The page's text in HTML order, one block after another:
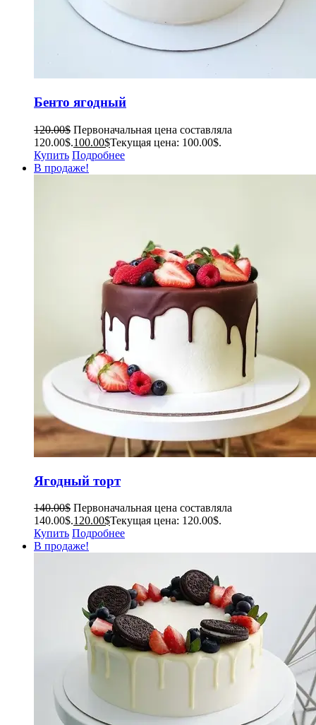
Бенто ягодный
120.00$ Первоначальная цена составляла
120.00$.100.00$Текущая цена: 100.00$.
Купить Подробнее
В продаже!
Ягодный торт
140.00$ Первоначальная цена составляла
140.00$.120.00$Текущая цена: 120.00$.
Купить Подробнее
В продаже!